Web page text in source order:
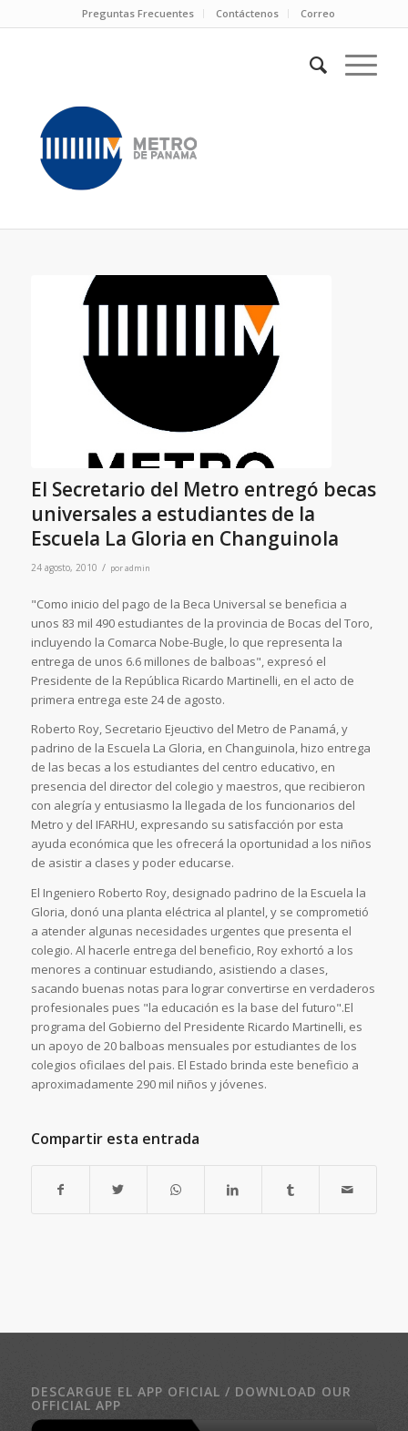
Preguntas Frecuentes Contáctenos Correo
El Secretario del Metro entregó becas
universales a estudiantes de la
Escuela La Gloria en Changuinola
24 agosto, 2010 / poradmin
"Como inicio del pago de la Beca Universal se beneficia a
unos 83 mil 490 estudiantes de la provincia de Bocas del Toro,
incluyendo la Comarca Nobe-Bugle, lo que representa la
entrega de unos 6.6 millones de balboas", expresó el
Presidente de la República Ricardo Martinelli, en el acto de
primera entrega este 24 de agosto.
Roberto Roy, Secretario Ejeuctivo del Metro de Panamá, y
padrino de la Escuela La Gloria, en Changuinola, hizo entrega
de las becas a los estudiantes del centro educativo, en
presencia del director del colegio y maestros, que recibieron
con alegría y entusiasmo la llegada de los funcionarios del
Metro y del IFARHU, expresando su satisfacción por esta
ayuda económica que les ofrecerá la oportunidad a los niños
de asistir a clases y poder educarse.
El Ingeniero Roberto Roy, designado padrino de la Escuela la
Gloria, donó una planta eléctrica al plantel, y se comprometió
a atender algunas necesidades urgentes que presenta el
colegio. Al hacerle entrega del beneficio, Roy exhortó a los
menores a continuar estudiando, asistiendo a clases,
sacando buenas notas para lograr convertirse en verdaderos
profesionales pues "la educación es la base del futuro".El
programa del Gobierno del Presidente Ricardo Martinelli, es
un apoyo de 20 balboas mensuales por estudiantes de los
colegios oficilaes del pais. El Estado brinda este beneficio a
aproximadamente 290 mil niños y jóvenes.
Compartir esta entrada
DESCARGUE EL APP OFICIAL / DOWNLOAD OUR
OFFICIAL APP